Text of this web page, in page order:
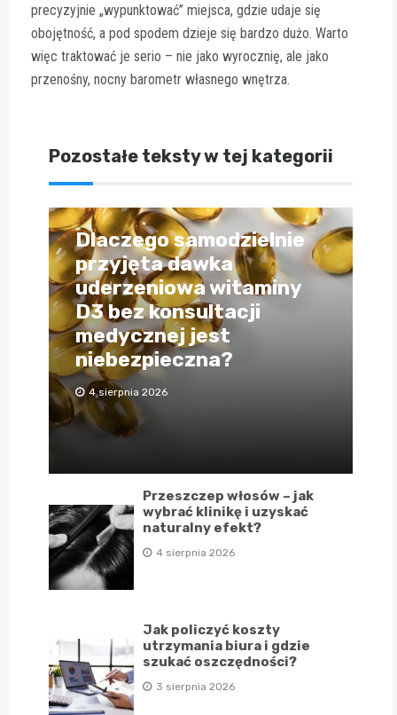
precyzyjnie „wypunktować” miejsca, gdzie udaje się
obojętność, a pod spodem dzieje się bardzo dużo. Warto
więc traktować je serio – nie jako wyrocznię, ale jako
przenośny, nocny barometr własnego wnętrza.
Pozostałe teksty w tej kategorii
Dlaczego samodzielnie
przyjęta dawka
uderzeniowa witaminy
D3 bez konsultacji
medycznej jest
niebezpieczna?
4 sierpnia 2026
Przeszczep włosów – jak
wybrać klinikę i uzyskać
naturalny efekt?
4 sierpnia 2026
Jak policzyć koszty
utrzymania biura i gdzie
szukać oszczędności?
3 sierpnia 2026